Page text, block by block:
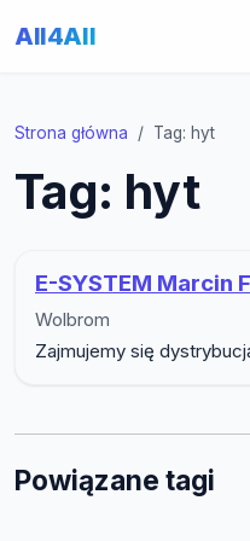
All4All
Strona główna Tag: hyt
Tag: hyt
E-SYSTEM Marcin
Wolbrom
Zajmujemy się
Powiązane tagi